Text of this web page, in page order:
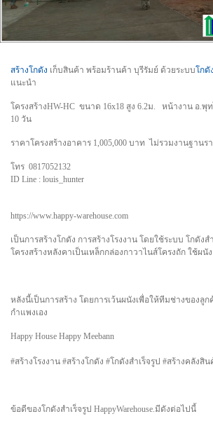
สร้างโกดัง เก็บสินค้า พร้อมร้านค้า บุรีรัมย์ ด้วยระบบโกดั
แนะนำ
โครงสร้างHW-HC ขนาด 16x18 สูง 6.2ม. หน้างาน อ.พุ
10 วัน
ราคาโครงสร้างอาคาร 1,005,000 บาท ไม่รวมงานฐาน
โทร 0817052132
ID Line : louis_hunter
https://www.happy-warehouse.com
เป็นการสร้างโกดัง การสร้างโรงงาน โดยใช้ระบบ โกดังส
โครงสร้างหลังคาเป็นเหล็กกล่องกาวาไนส์โครงถัก ใช้ผนั
หลังนี้เป็นการสร้าง โดยการเว้นผนังเพื่อให้ทีมช่างของลูก
กำแพงเอง
Happy House Happy Meebann
#สร้างโรงงาน #สร้างโกดัง #โกดังสำเร็จรูป #สร้างคลังสิ
ข้อดีของโกดังสำเร็จรูป​ Happy​Warehouse.มีดังต่อไปนี้